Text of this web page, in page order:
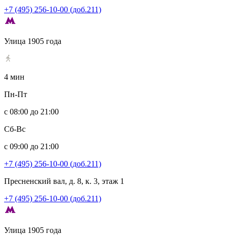
+7 (495) 256-10-00 (доб.211)
Улица 1905 года
4 мин
Пн-Пт
с 08:00 до 21:00
Сб-Вс
с 09:00 до 21:00
+7 (495) 256-10-00 (доб.211)
Пресненский вал, д. 8, к. 3, этаж 1
+7 (495) 256-10-00 (доб.211)
Улица 1905 года